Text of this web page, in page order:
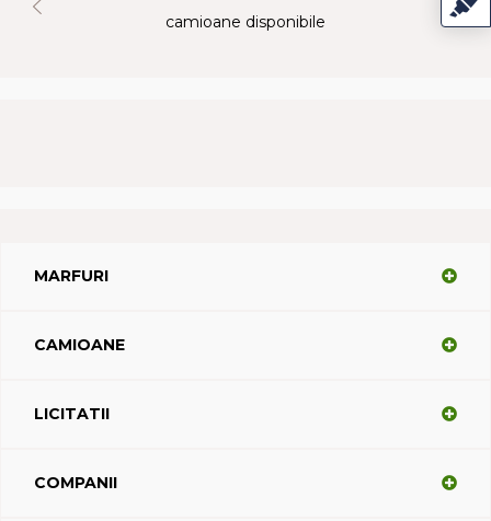
camioane disponibile
MARFURI
CAMIOANE
LICITATII
COMPANII